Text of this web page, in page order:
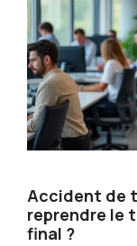
Accident de
reprendre le
final ?